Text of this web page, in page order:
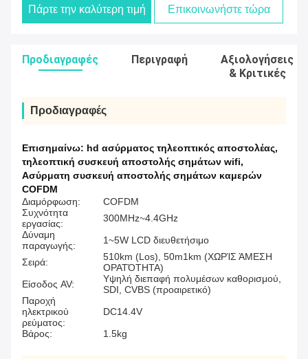
Πάρτε την καλύτερη τιμή Επικοινωνήστε τώρα
Προδιαγραφές Περιγραφή
Αξιολογήσεις
& Κριτικές
Προδιαγραφές
Επισημαίνω: hd ασύρματος τηλεοπτικός αποστολέας,
τηλεοπτική συσκευή αποστολής σημάτων wifi,
Ασύρματη συσκευή αποστολής σημάτων καμερών
COFDM
Διαμόρφωση:
COFDM
Συχνότητα
εργασίας:
300MHz~4.4GHz
Δύναμη
παραγωγής:
1~5W LCD διευθετήσιμο
Σειρά:
510km (Los), 50m1km (ΧΩΡΊΣ ΆΜΕΣΗ
ΟΡΑΤΌΤΗΤΑ)
Είσοδος AV:
Υψηλή διεπαφή πολυμέσων καθορισμού,
SDI, CVBS (προαιρετικό)
Παροχή
ηλεκτρικού
ρεύματος:
DC14.4V
Βάρος:
1.5kg